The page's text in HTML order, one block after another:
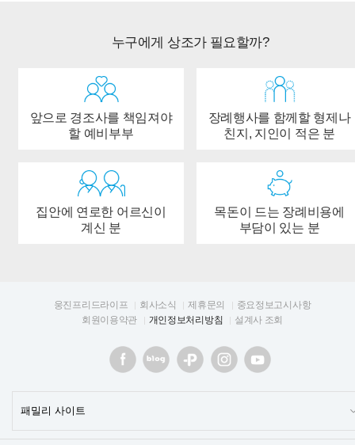
누구에게 상조가 필요할까?
앞으로 경조사를 책임져야
할 예비부부
장례행사를 함께할 형제나
친지, 지인이 적은 분
집안에 연로한 어르신이
계신 분
목돈이 드는 장례비용에
부담이 있는 분
웅진프리드라이프 회사소식 제휴문의
중요정보고시사항
회원이용약관
개인정보처리방침 설계사 조회